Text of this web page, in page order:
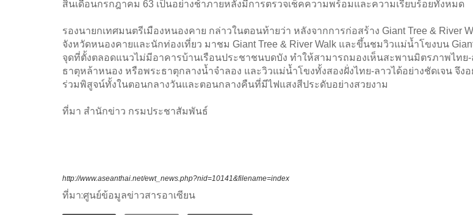
สิ้นเดือนกรกฎาคม 63 เป็นอย่างช้าภายหลังมีการตรวจเช็คความพร้อมและความเรียบร้อยทั้งหมด
รองนายกเทศมนตรีเมืองหนองคาย กล่าวในตอนท้ายว่า หลังจากการก่อสร้าง Giant Tree & River
จังหวัดหนองคายและนักท่องเที่ยว มาชม Giant Tree & River Walk และขึ้นชมวิวแม่น้ำโขงบน
จุดที่ตั้งตลอดแนวไม่มีอาคารบ้านเรือนประชาชนบดบัง ทำให้สามารถมองเห็นสะพานมิตรภาพไทย-
ธาตุหล้าหนอง หรือพระธาตุกลางน้ำจำลอง และวิวแม่น้ำโขงทั้งสองฝั่งไทย-ลาวได้อย่างชัดเจน จึ
ร่วมพิสูจน์ทั้งในตอนกลางวันและตอนกลางคืนที่มีไฟแสงสีประดับอย่างสวยงาม
ที่มา สำนักข่าว กรมประชาสัมพันธ์
http://www.aseanthai.net/ewt_news.php?nid=10141&filename=index
ที่มา:ศูนย์ข้อมูลข่าวสารอาเซียน